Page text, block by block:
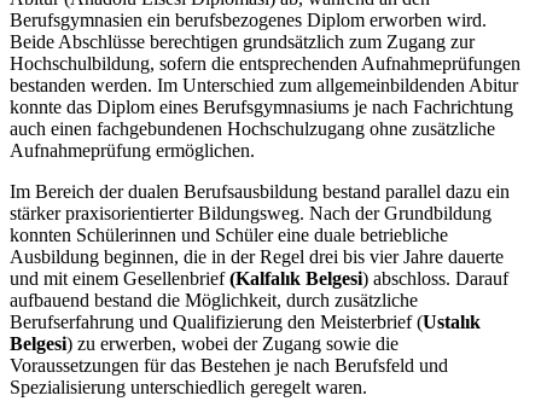
Berufsgymnasien ein berufsbezogenes Diplom erworben wird.
Beide Abschlüsse berechtigen grundsätzlich zum Zugang zur
Hochschulbildung, sofern die entsprechenden Aufnahmeprüfungen
bestanden werden. Im Unterschied zum allgemeinbildenden Abitur
konnte das Diplom eines Berufsgymnasiums je nach Fachrichtung
auch einen fachgebundenen Hochschulzugang ohne zusätzliche
Aufnahmeprüfung ermöglichen.
Im Bereich der dualen Berufsausbildung bestand parallel dazu ein
stärker praxisorientierter Bildungsweg. Nach der Grundbildung
konnten Schülerinnen und Schüler eine duale betriebliche
Ausbildung beginnen, die in der Regel drei bis vier Jahre dauerte
und mit einem Gesellenbrief(Kalfalık Belgesi) abschloss. Darauf
aufbauend bestand die Möglichkeit, durch zusätzliche
Berufserfahrung und Qualifizierung den Meisterbrief (Ustalık
Belgesi) zu erwerben, wobei der Zugang sowie die
Voraussetzungen für das Bestehen je nach Berufsfeld und
Spezialisierung unterschiedlich geregelt waren.